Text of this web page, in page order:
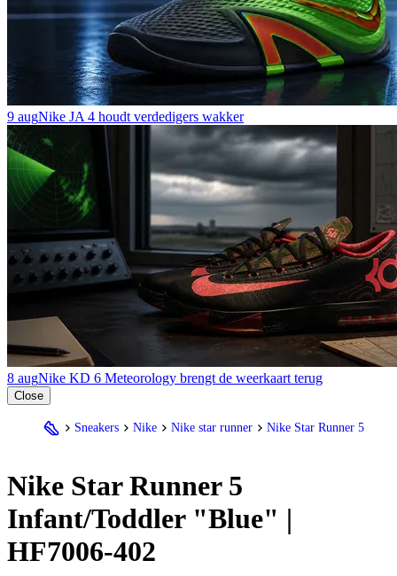
9 augNike JA 4 houdt verdedigers wakker
8 augNike KD 6 Meteorology brengt de weerkaart terug
Close
Sneakers Nike Nike star runner Nike Star Runner 5
Nike Star Runner 5
Infant/Toddler "Blue" |
HF7006-402